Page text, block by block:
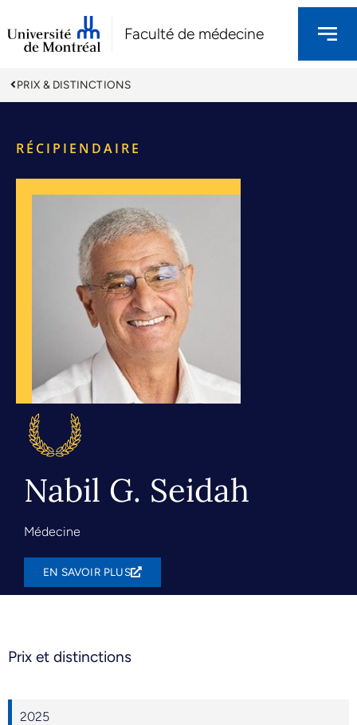
Faculté de médecine
PRIX & DISTINCTIONS
RÉCIPIENDAIRE
Nabil G. Seidah
Médecine
EN SAVOIR PLUS
Prix et distinctions
2025